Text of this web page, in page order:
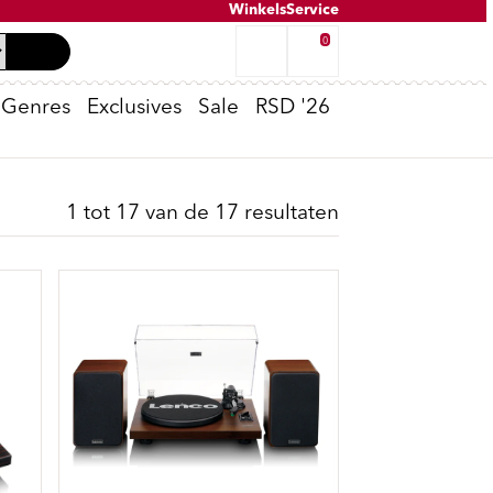
WinkelsService
0
Genres Exclusives Sale RSD '26
1 tot 17 van de 17 resultaten